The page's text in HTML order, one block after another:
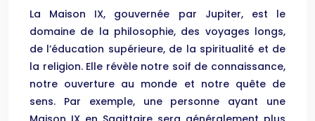
La Maison IX, gouvernée par Jupiter, est le
domaine de la philosophie, des voyages longs,
de l’éducation supérieure, de la spiritualité et de
la religion. Elle révèle notre soif de connaissance,
notre ouverture au monde et notre quête de
sens. Par exemple, une personne ayant une